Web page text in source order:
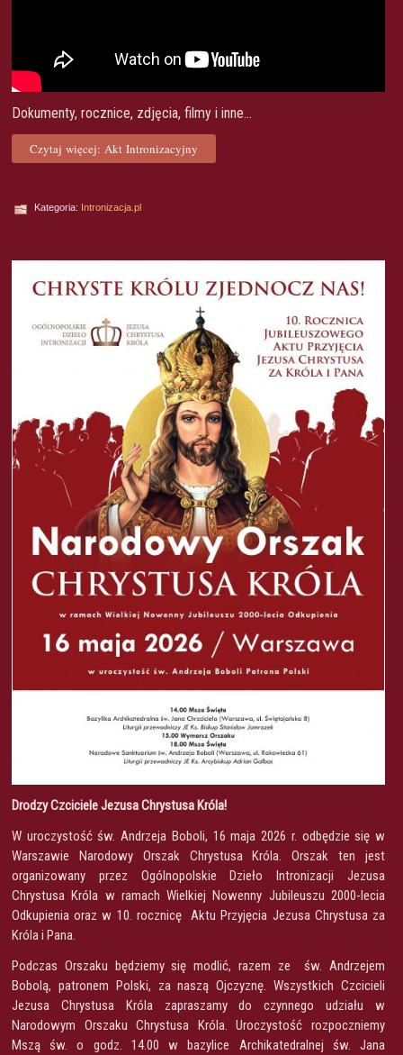
Dokumenty, rocznice, zdjęcia, filmy i inne...
Czytaj więcej: Akt Intronizacyjny
Kategoria: Intronizacja.pl
Drodzy Czciciele Jezusa Chrystusa Króla!
W uroczystość św. Andrzeja Boboli, 16 maja 2026 r. odbędzie się w
Warszawie Narodowy Orszak Chrystusa Króla. Orszak ten jest
organizowany przez Ogólnopolskie Dzieło Intronizacji Jezusa
Chrystusa Króla w ramach Wielkiej Nowenny Jubileuszu 2000-lecia
Odkupienia oraz w 10. rocznicę Aktu Przyjęcia Jezusa Chrystusa za
Króla i Pana.
Podczas Orszaku będziemy się modlić, razem ze św. Andrzejem
Bobolą, patronem Polski, za naszą Ojczyznę. Wszystkich Czcicieli
Jezusa Chrystusa Króla zapraszamy do czynnego udziału w
Narodowym Orszaku Chrystusa Króla. Uroczystość rozpoczniemy
Mszą św. o godz. 14.00 w bazylice Archikatedralnej św. Jana